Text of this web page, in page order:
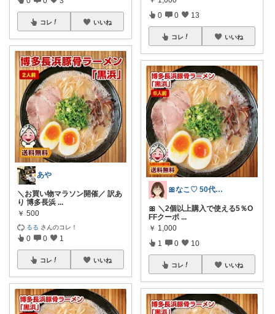
コレ いいね
あや
＼お買い物マラソン開催／ 訳あ
り 博多長浜 ...
￥ 500
るる さんのコレ！
0 0 1
コレ いいね
0 0 13
コレ いいね
🎀なこ♡︎ 50代主婦の"買って正解"
🎀 ＼2個以上購入で使える5％O
FFクーポ ...
￥ 1,000
1 0 10
コレ いいね